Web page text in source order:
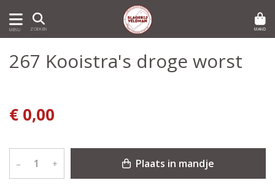
MENU ZOEKEN MAND
267 Kooistra's droge worst
€ 0,00
– + Plaats in mandje